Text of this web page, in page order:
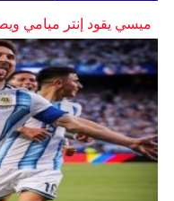
ميسي يقود إنتر ميامي